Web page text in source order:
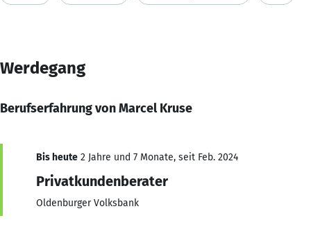
Werdegang
Berufserfahrung von Marcel Kruse
Bis heute 2 Jahre und 7 Monate, seit Feb. 2024
Privatkundenberater
Oldenburger Volksbank